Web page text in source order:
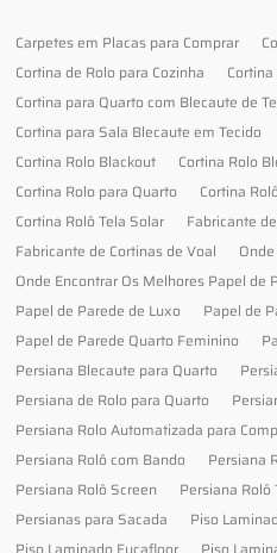
Carpetes em Placas para Comprar
Cortina de Rolo para Cozinha
Cortina para Quarto com Blecaute de
Cortina para Sala Blecaute em Tecido
Cortina Rolo Blackout
Cortina Rolo
Cortina Rolo para Quarto
Cortina
Cortina Rolô Tela Solar
Fabricante
Fabricante de Cortinas de Voal
Onde Encontrar Os Melhores Papel de
Papel de Parede de Luxo
Papel de
Papel de Parede Quarto Feminino
Persiana Blecaute para Quarto
Persiana de Rolo para Quarto
Persiana Rolo Automatizada para
Persiana Rolô com Bando
Persiana
Persiana Rolô Screen
Persiana Rolô
Persianas para Sacada
Piso